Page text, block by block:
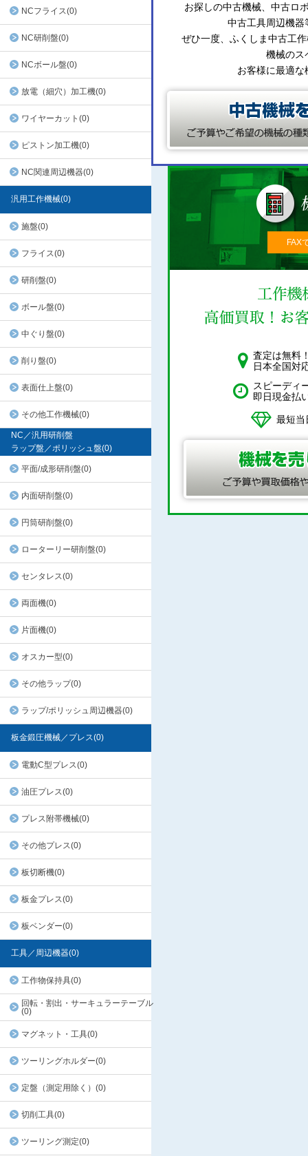
NCフライス(0)
NC研削盤(0)
NCボール盤(0)
放電（細穴）加工機(0)
ワイヤーカット(0)
ピストン加工機(0)
NC関連周辺機器(0)
汎用工作機械(0)
施盤(0)
フライス(0)
研削盤(0)
ボール盤(0)
中ぐり盤(0)
削り盤(0)
表面仕上盤(0)
その他工作機械(0)
NC／汎用研削盤
ラップ盤／ポリッシュ盤(0)
平面/成形研削盤(0)
内面研削盤(0)
円筒研削盤(0)
ローターリー研削盤(0)
センタレス(0)
両面機(0)
片面機(0)
オスカー型(0)
その他ラップ(0)
ラップ/ポリッシュ周辺機器(0)
板金鍛圧機械／プレス(0)
電動C型プレス(0)
油圧プレス(0)
プレス附帯機械(0)
その他プレス(0)
板切断機(0)
板金プレス(0)
板ベンダー(0)
工具／周辺機器(0)
工作物保持具(0)
回転・割出・サーキュラーテーブル
(0)
マグネット・工具(0)
ツーリングホルダー(0)
定盤（測定用除く）(0)
切削工具(0)
ツーリング測定(0)
お探しの中古機械、中古ロ
中古工具周辺機器
ぜひ一度、ふくしま中古工
機械のス
お客様に最適
FAX
査定は無料
日本全国対
スピーディ
即日現金払
最短当